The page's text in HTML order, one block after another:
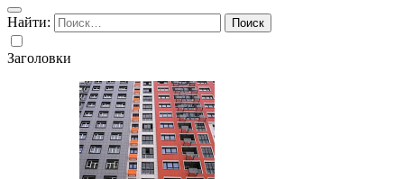
Найти:
Заголовки